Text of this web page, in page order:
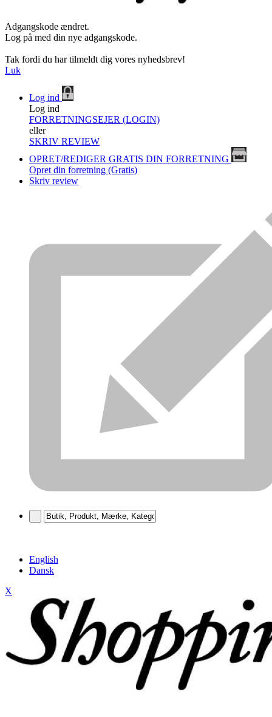
Adgangskode ændret.
Log på med din nye adgangskode.
Tak fordi du har tilmeldt dig vores nyhedsbrev!
Luk
Log ind
Log ind
FORRETNINGSEJER (LOGIN)
eller
SKRIV REVIEW
OPRET/REDIGER GRATIS DIN FORRETNING
Opret din forretning (Gratis)
Skriv review
English
Dansk
X